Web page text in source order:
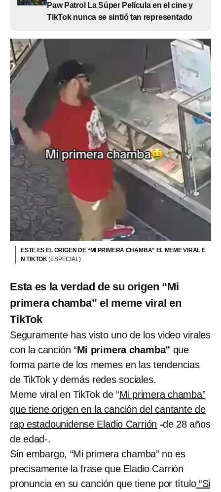
Paw Patrol La Súper Película en el cine y
TikTok nunca se sintió tan representado
ESTE ES EL ORIGEN DE “MI PRIMERA CHAMBA” EL MEME VIRAL E
N TIKTOK(ESPECIAL)
Esta es la verdad de su origen “Mi
primera chamba” el meme viral en
TikTok
Seguramente has visto uno de los video virales
con la canción “Mi primera chamba” que
forma parte de los memes en las tendencias
de TikTok y demás redes sociales.
Meme viral en TikTok de “Mi primera chamba”
que tiene origen en la canción del cantante de
rap estadounidense Eladio Carrión -de 28 años
de edad-.
Sin embargo, “Mi primera chamba” no es
precisamente la frase que Eladio Carrión
pronuncia en su canción que tiene por título“Si